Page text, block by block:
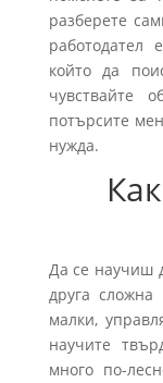
разберете
който да
чувствайте
потърсите
нужда.
Да се ​​научиш
друга сложна
малки,
научите
много по-